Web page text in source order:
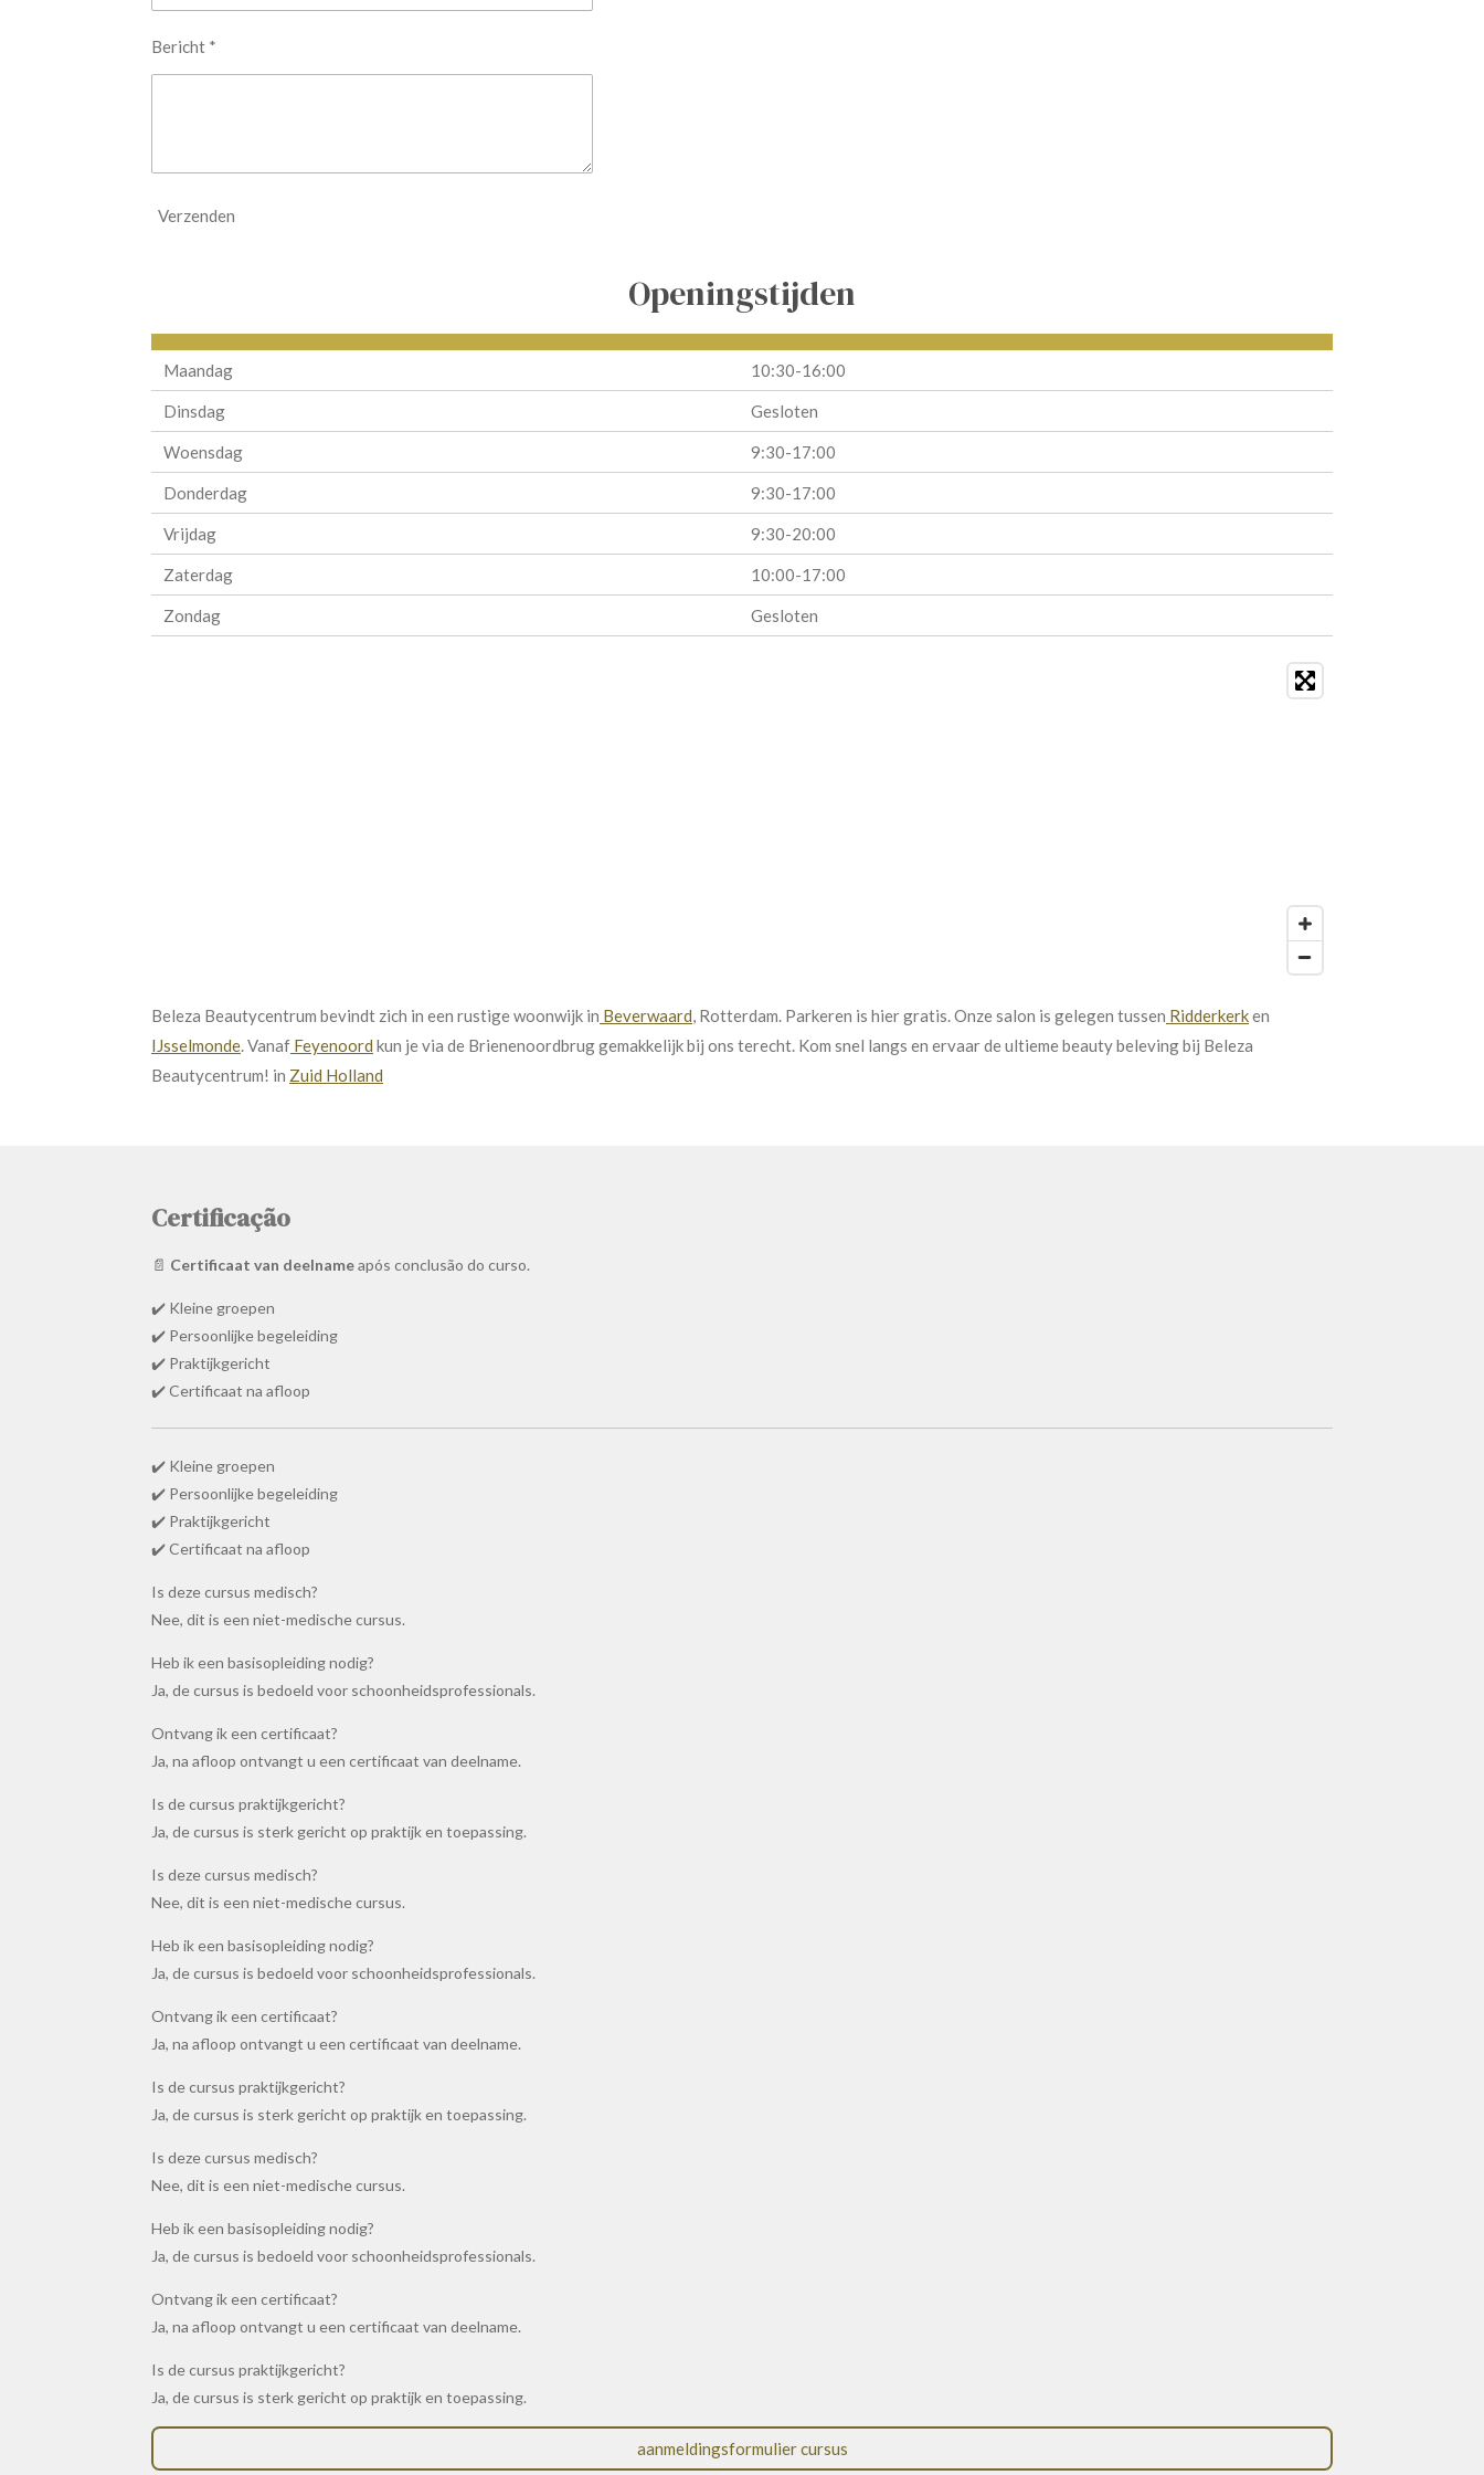
Bericht *
Verzenden
Openingstijden
Maandag 10:30-16:00
Dinsdag Gesloten
Woensdag 9:30-17:00
Donderdag 9:30-17:00
Vrijdag 9:30-20:00
Zaterdag 10:00-17:00
Zondag Gesloten
Beleza Beautycentrum bevindt zich in een rustigewoonwijk in Beverwaard, Rotterdam. Parkeren is hiergratis.Onzesalon is gelegen tussen Ridderkerken
I Jsselmonde.Vanaf Feyenoord kun jevia de Brienenoordbruggemakkelijkbij ons terecht. Kom snel langs en ervaardeultiemebeautybelevingbij Beleza
Beautycentrum! in Zuid Holland
Certificação
📄 Certificaat van deelnameapós conclusão do curso.
✔️ Kleine groepen
✔️ Persoonlijke begeleiding
✔️ Praktijkgericht
✔️ Certificaat na afloop
✔️ Kleine groepen
✔️ Persoonlijke begeleiding
✔️ Praktijkgericht
✔️ Certificaat na afloop
Is deze cursus medisch?
Nee, dit is een niet-medische cursus.
Heb ik een basisopleiding nodig?
Ja, de cursus is bedoeld voor schoonheidsprofessionals.
Ontvang ik een certificaat?
Ja, na afloop ontvangt u een certificaat van deelname.
Is de cursus praktijkgericht?
Ja, de cursus is sterk gericht op praktijk en toepassing.
Is deze cursus medisch?
Nee, dit is een niet-medische cursus.
Heb ik een basisopleiding nodig?
Ja, de cursus is bedoeld voor schoonheidsprofessionals.
Ontvang ik een certificaat?
Ja, na afloop ontvangt u een certificaat van deelname.
Is de cursus praktijkgericht?
Ja, de cursus is sterk gericht op praktijk en toepassing.
Is deze cursus medisch?
Nee, dit is een niet-medische cursus.
Heb ik een basisopleiding nodig?
Ja, de cursus is bedoeld voor schoonheidsprofessionals.
Ontvang ik een certificaat?
Ja, na afloop ontvangt u een certificaat van deelname.
Is de cursus praktijkgericht?
Ja, de cursus is sterk gericht op praktijk en toepassing.
aanmeldingsformulier cursus